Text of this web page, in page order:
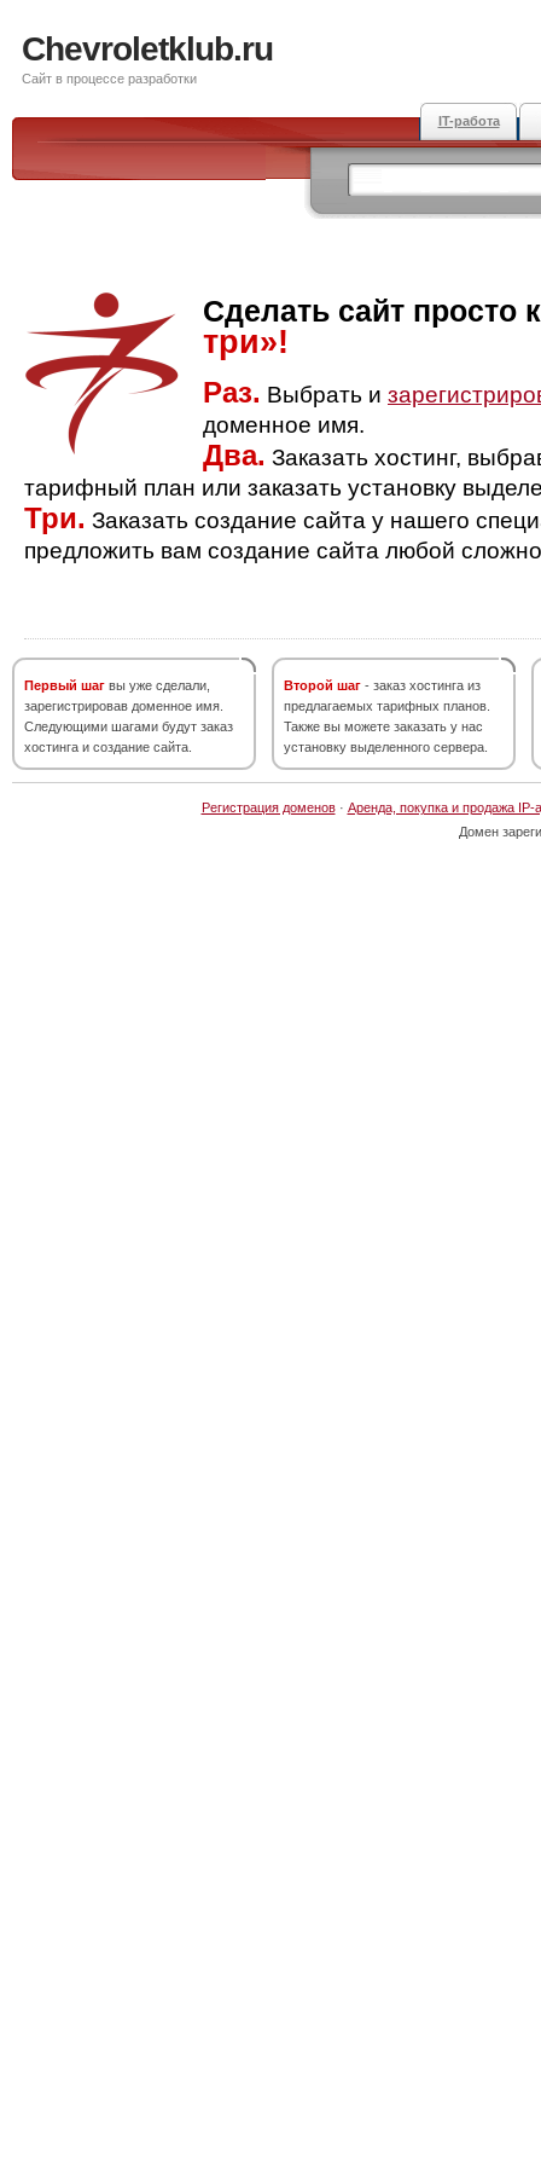
Chevroletklub.ru
Сайт в процессе разработки
IT-работа
Сделать сайт просто
три»!
Раз. Выбрать и
доменное имя.
Два. Заказать хостинг,
тарифный план или заказать установку
Три. Заказать создание сайта у нашего
предложить вам создание сайта любой
Первый шаг вы уже сделали,
зарегистрировав доменное имя.
Следующими шагами будут заказ
хостинга и создание сайта.
Второй шаг - заказ хостинга из
предлагаемых тарифных планов.
Также вы можете заказать у нас
установку выделенного сервера.
Регистрация доменов· Аренда, покупка и продажа IP-
Домен